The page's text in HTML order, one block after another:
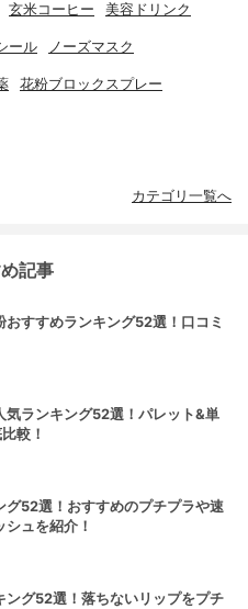
玄米コーヒー 美容ドリンク
ール ノーズマスク
花粉ブロックスプレー
カテゴリ一覧へ
記事
すすめランキング52選！口コミ
気ランキング52選！パレット&単
較！
グ52選！おすすめのプチプラや速
ュを紹介！
ング52選！落ちないリップをプチ